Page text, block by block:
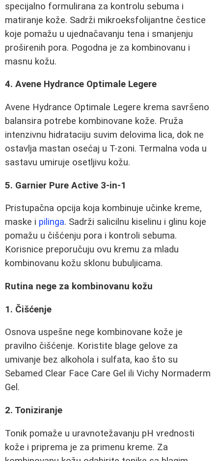
specijalno formulirana za kontrolu sebuma i
matiranje kože. Sadrži mikroeksfolijantne čestice
koje pomažu u ujednačavanju tena i smanjenju
proširenih pora. Pogodna je za kombinovanu i
masnu kožu.
4. Avene Hydrance Optimale Legere
Avene Hydrance Optimale Legere krema savršeno
balansira potrebe kombinovane kože. Pruža
intenzivnu hidrataciju suvim delovima lica, dok ne
ostavlja mastan osećaj u T-zoni. Termalna voda u
sastavu umiruje osetljivu kožu.
5. Garnier Pure Active 3-in-1
Pristupačna opcija koja kombinuje učinke kreme,
maske i pilinga. Sadrži salicilnu kiselinu i glinu koje
pomažu u čišćenju pora i kontroli sebuma.
Korisnice preporučuju ovu kremu za mladu
kombinovanu kožu sklonu bubuljicama.
Rutina nege za kombinovanu kožu
1. Čišćenje
Osnova uspešne nege kombinovane kože je
pravilno čišćenje. Koristite blage gelove za
umivanje bez alkohola i sulfata, kao što su
Sebamed Clear Face Care Gel ili Vichy Normaderm
Gel.
2. Toniziranje
Tonik pomaže u uravnotežavanju pH vrednosti
kože i priprema je za primenu kreme. Za